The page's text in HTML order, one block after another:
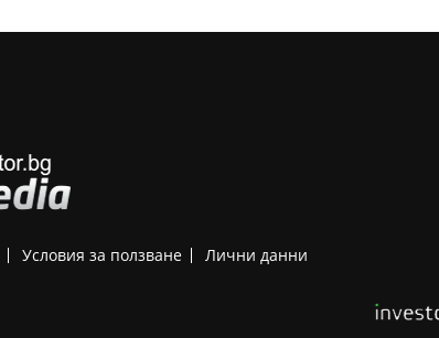
Условия за ползване Лични данни